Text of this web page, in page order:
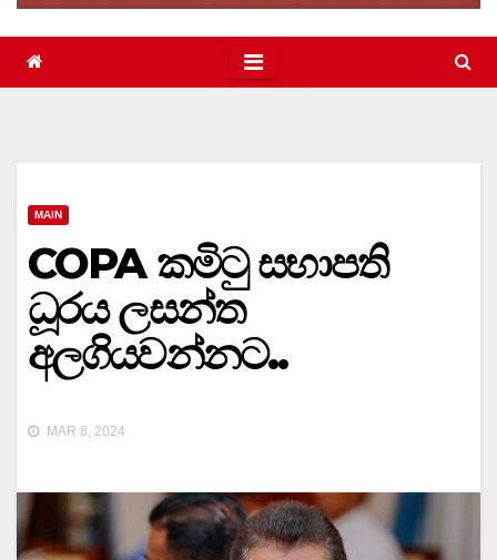
MAIN
COPA කමිටු සභාපති
ධූරය ලසන්ත
අලගියවන්නට..
MAR 8, 2024